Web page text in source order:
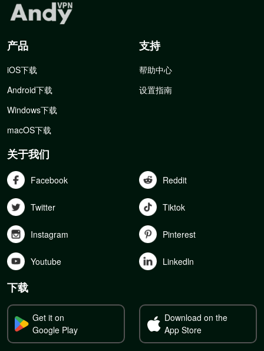
产品
iOS下载
Android下载
Windows下载
macOS下载
支持
帮助中心
设置指南
关于我们
Facebook Reddit
Twitter Tiktok
Instagram Pinterest
Youtube Linkedln
下载
Get it on
Google Play
Download on the
App Store